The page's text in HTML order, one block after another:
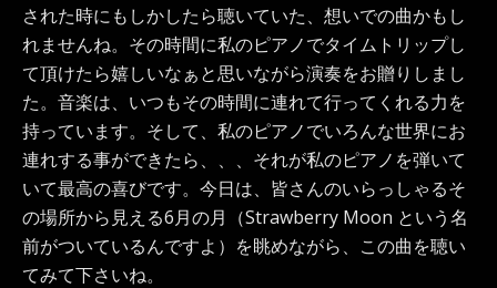
された時にもしかしたら聴いていた、想いでの曲かもし
れませんね。その時間に私のピアノでタイムトリップし
て頂けたら嬉しいなぁと思いながら演奏をお贈りしまし
た。音楽は、いつもその時間に連れて行ってくれる力を
持っています。そして、私のピアノでいろんな世界にお
連れする事ができたら、、、それが私のピアノを弾いて
いて最高の喜びです。今日は、皆さんのいらっしゃるそ
の場所から見える6月の月（Strawberry Moon という名
前がついているんですよ）を眺めながら、この曲を聴い
てみて下さいね。